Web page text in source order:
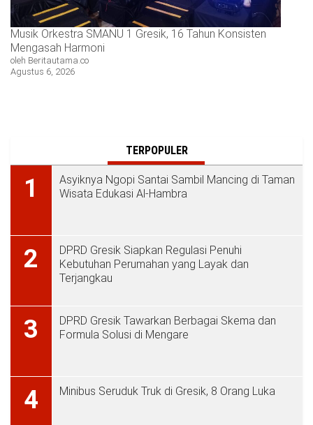
Musik Orkestra SMANU 1 Gresik, 16 Tahun Konsisten
Mengasah Harmoni
oleh Beritautama.co
Agustus 6, 2026
TERPOPULER
1
Asyiknya Ngopi Santai Sambil Mancing di Taman
Wisata Edukasi Al-Hambra
2
DPRD Gresik Siapkan Regulasi Penuhi
Kebutuhan Perumahan yang Layak dan
Terjangkau
3
DPRD Gresik Tawarkan Berbagai Skema dan
Formula Solusi di Mengare
4 Minibus Seruduk Truk di Gresik, 8 Orang Luka